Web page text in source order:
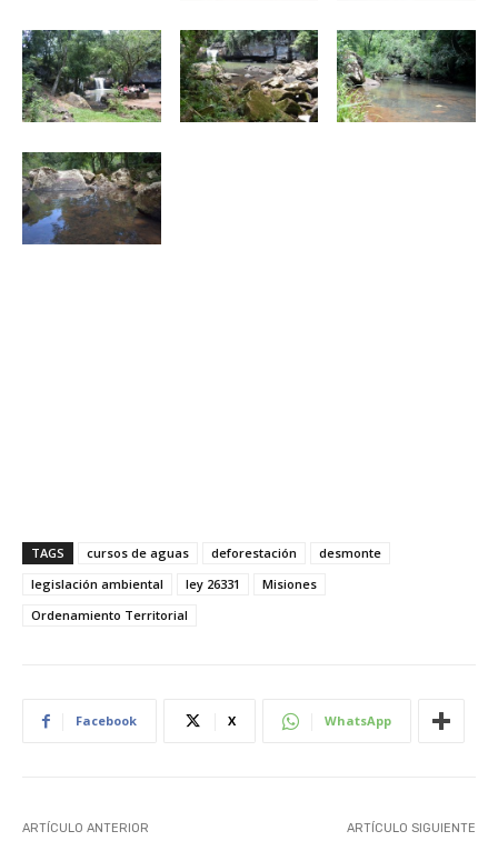
TAGS cursos de aguas deforestación
desmonte
legislación ambiental
ley 26331
Misiones
Ordenamiento Territorial
Facebook X WhatsApp
ARTÍCULO ANTERIOR ARTÍCULO SIGUIENTE